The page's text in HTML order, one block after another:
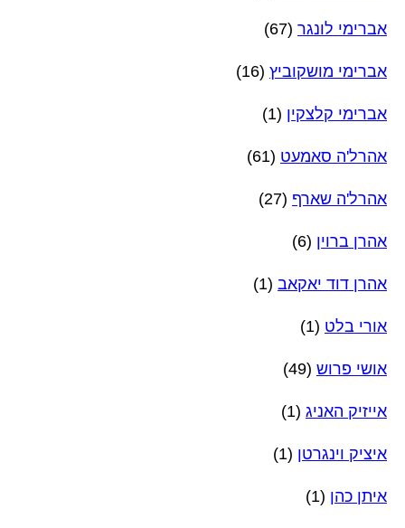
אברימי לונגר (67)
אברימי מושקוביץ (16)
אברימי קלצקין (1)
אהרל'ה סאמעט (61)
אהרל'ה שארף (27)
אהרן ברוין (6)
אהרן דוד יאקאב (1)
אורי בלט (1)
אושי פרוש (49)
אייזיק האניג (1)
איציק וינגרטן (1)
איתן כהן (1)